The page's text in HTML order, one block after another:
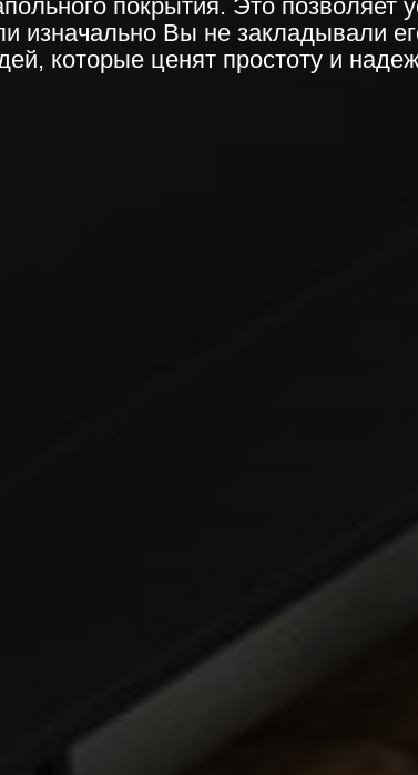
покрытия. Это позволяет
изначально Вы не закладывали
которые ценят простоту и